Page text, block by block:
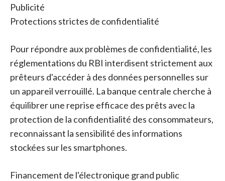
Publicité
Protections strictes de confidentialité
Pour répondre aux problèmes de confidentialité, les
réglementations du RBI interdisent strictement aux
prêteurs d'accéder à des données personnelles sur
un appareil verrouillé. La banque centrale cherche à
équilibrer une reprise efficace des prêts avec la
protection de la confidentialité des consommateurs,
reconnaissant la sensibilité des informations
stockées sur les smartphones.
Financement de l'électronique grand public